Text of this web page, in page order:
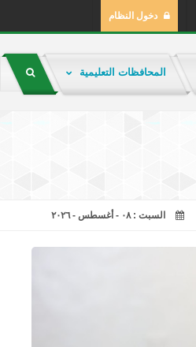
دخول النظام
المحافظات التعليمية
السبت : ٠٨ - أغسطس - ٢٠٢٦